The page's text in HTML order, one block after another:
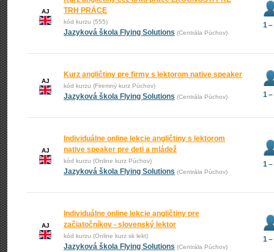
AJ
TRH PRÁCE
kód kurzu (555)
Jazyková škola Flying Solutions (Centrála Púchov)
1 –
AJ
Kurz angličtiny pre firmy s lektorom native speaker
kód kurzu (Firemný kurz Púchov)
Jazyková škola Flying Solutions (Centrála Púchov) 1 –
AJ
Individuálne online lekcie angličtiny s lektorom
native speaker pre deti a mládež
kód kurzu (Online kurz Púchov)
Jazyková škola Flying Solutions (Centrála Púchov)
1 –
AJ
Individuálne online lekcie angličtiny pre
začiatočníkov - slovenský lektor
kód kurzu (Online kurz sk lekt)
Jazyková škola Flying Solutions (Centrála Púchov)
1 –